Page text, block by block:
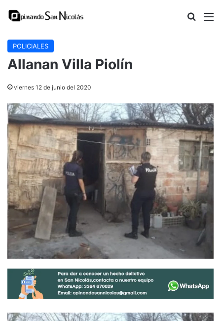
Buscar
POLICIALES
Allanan Villa Piolín
viernes 12 de junio del 2020